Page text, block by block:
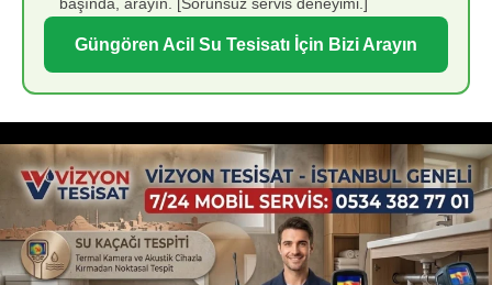
Güngören Acil Su Tesisatı İçin Bizi Arayın